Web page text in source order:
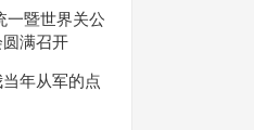
一暨世界关公
满召开
年从军的点